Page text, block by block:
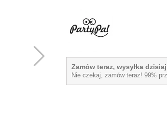
Zamów teraz, wysyłka
Nie czekaj, zamów teraz! 99%